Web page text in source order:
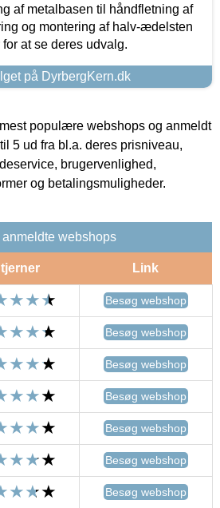
af metalbasen til håndfletning af
og montering af halv-ædelsten
at se deres udvalg.
på DyrbergKern.dk
populære webshops og anmeldt
5 ud fra bl.a. deres prisniveau,
brugervenlighed,
og betalingsmuligheder.
anmeldte webshops
Link
Besøg webshop
Besøg webshop
Besøg webshop
Besøg webshop
Besøg webshop
Besøg webshop
Besøg webshop